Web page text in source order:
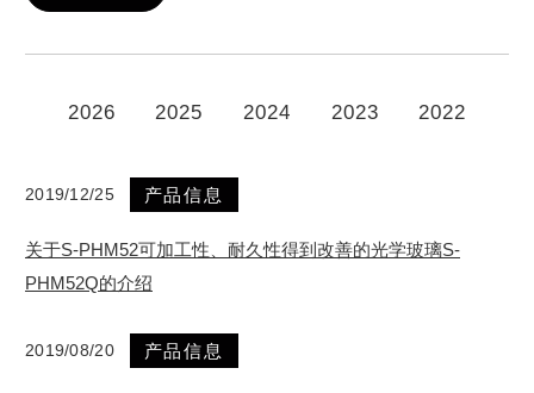
2026 2025 2024 2023 2022
2019/12/25 产品信息
关于S-PHM52可加工性、耐久性得到改善的光学玻璃S-
PHM52Q的介绍
2019/08/20 产品信息